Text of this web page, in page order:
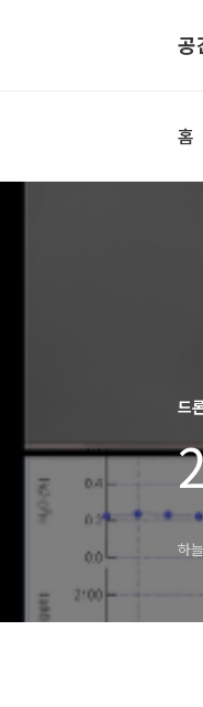
공
홈
드
하